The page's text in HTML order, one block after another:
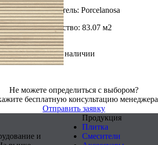
производитель: Porcelanosa
количество: 83.07 м2
В наличии
Не можете определиться с выбором?
бесплатную консультацию менеджера
Отправить заявку
и
Продукция
Плитка
Смесители